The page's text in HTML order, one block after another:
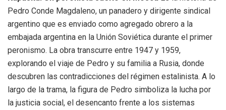
Pedro Conde Magdaleno, un panadero y dirigente sindical
argentino que es enviado como agregado obrero a la
embajada argentina en la Unión Soviética durante el primer
peronismo. La obra transcurre entre 1947 y 1959,
explorando el viaje de Pedro y su familia a Rusia, donde
descubren las contradicciones del régimen estalinista. A lo
largo de la trama, la figura de Pedro simboliza la lucha por
la justicia social, el desencanto frente a los sistemas